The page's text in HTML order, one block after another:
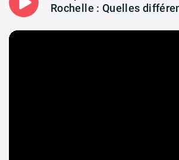
Rochelle : Quelles